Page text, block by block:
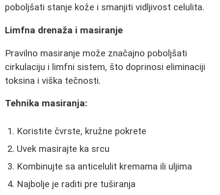
poboljšati stanje kože i smanjiti vidljivost celulita.
Limfna drenaža i masiranje
Pravilno masiranje može značajno poboljšati
cirkulaciju i limfni sistem, što doprinosi eliminaciji
toksina i viška tečnosti.
Tehnika masiranja:
Koristite čvrste, kružne pokrete
Uvek masirajte ka srcu
Kombinujte sa anticelulit kremama ili uljima
Najbolje je raditi pre tuširanja